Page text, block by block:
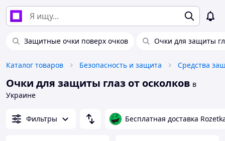
Защитные очки поверх очков Очки для защиты
Каталог товаров Безопасность и защита Средства
Очки для защиты глаз от осколков в
Украине
Фильтры Бесплатная доставка